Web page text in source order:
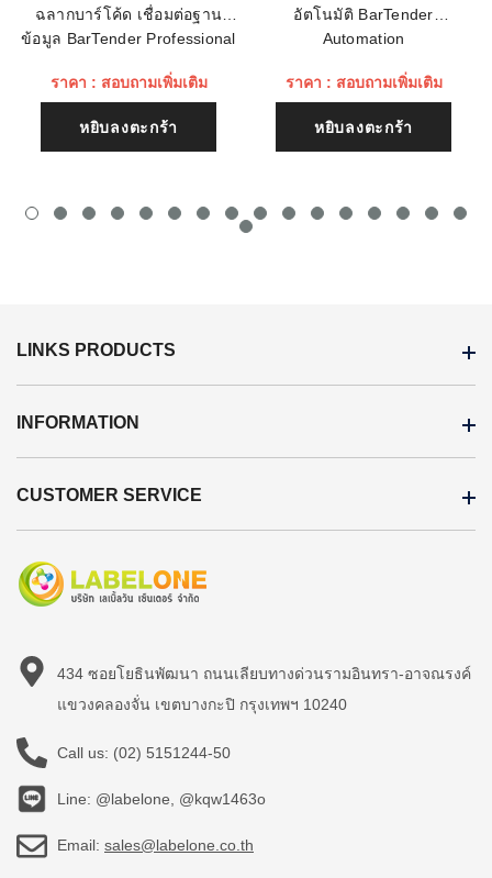
เนื้อหา (1500)
ฉลากบาร์โค้ด เชื่อมต่อฐาน
ข้อมูล BarTender Professional
ราคา : สอบถามเพิ่มเติม
หยิบลงตะกร้า
อัตโนมัติ BarTender
Automation
ราคา : สอบถามเพิ่มเติม
หยิบลงตะกร้า
LINKS PRODUCTS
INFORMATION
CUSTOMER SERVICE
434 ซอยโยธินพัฒนา ถนนเลียบทางด่วนรามอินทรา-อาจณรงค์
แขวงคลองจั่น เขตบางกะปิ กรุงเทพฯ 10240
Call us: (02) 5151244-50
Line: @labelone, @kqw1463o
Email: sales@labelone.co.th